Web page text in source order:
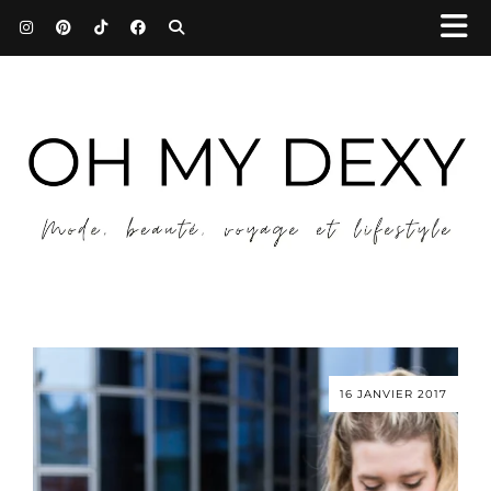
16 JANVIER 2017